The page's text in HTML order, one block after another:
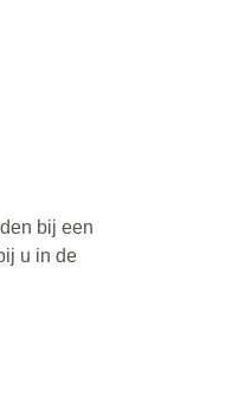
bij een
u in de